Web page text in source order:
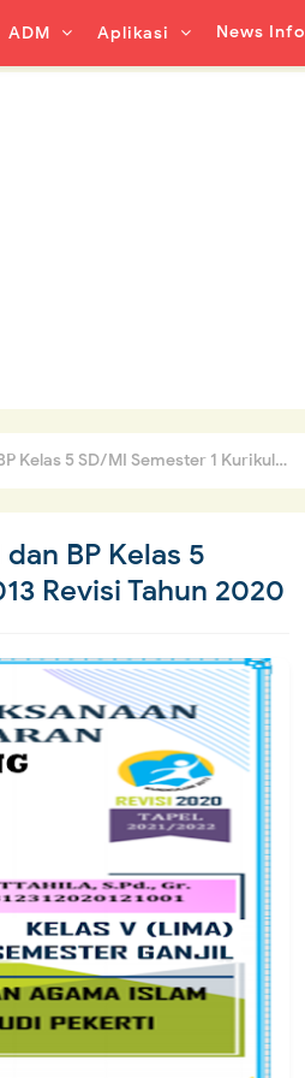
ADM Aplikasi News Info
Semester 1 Kurikulum 2013 Revisi Tahun 2020
BP Kelas 5
Revisi Tahun 2020